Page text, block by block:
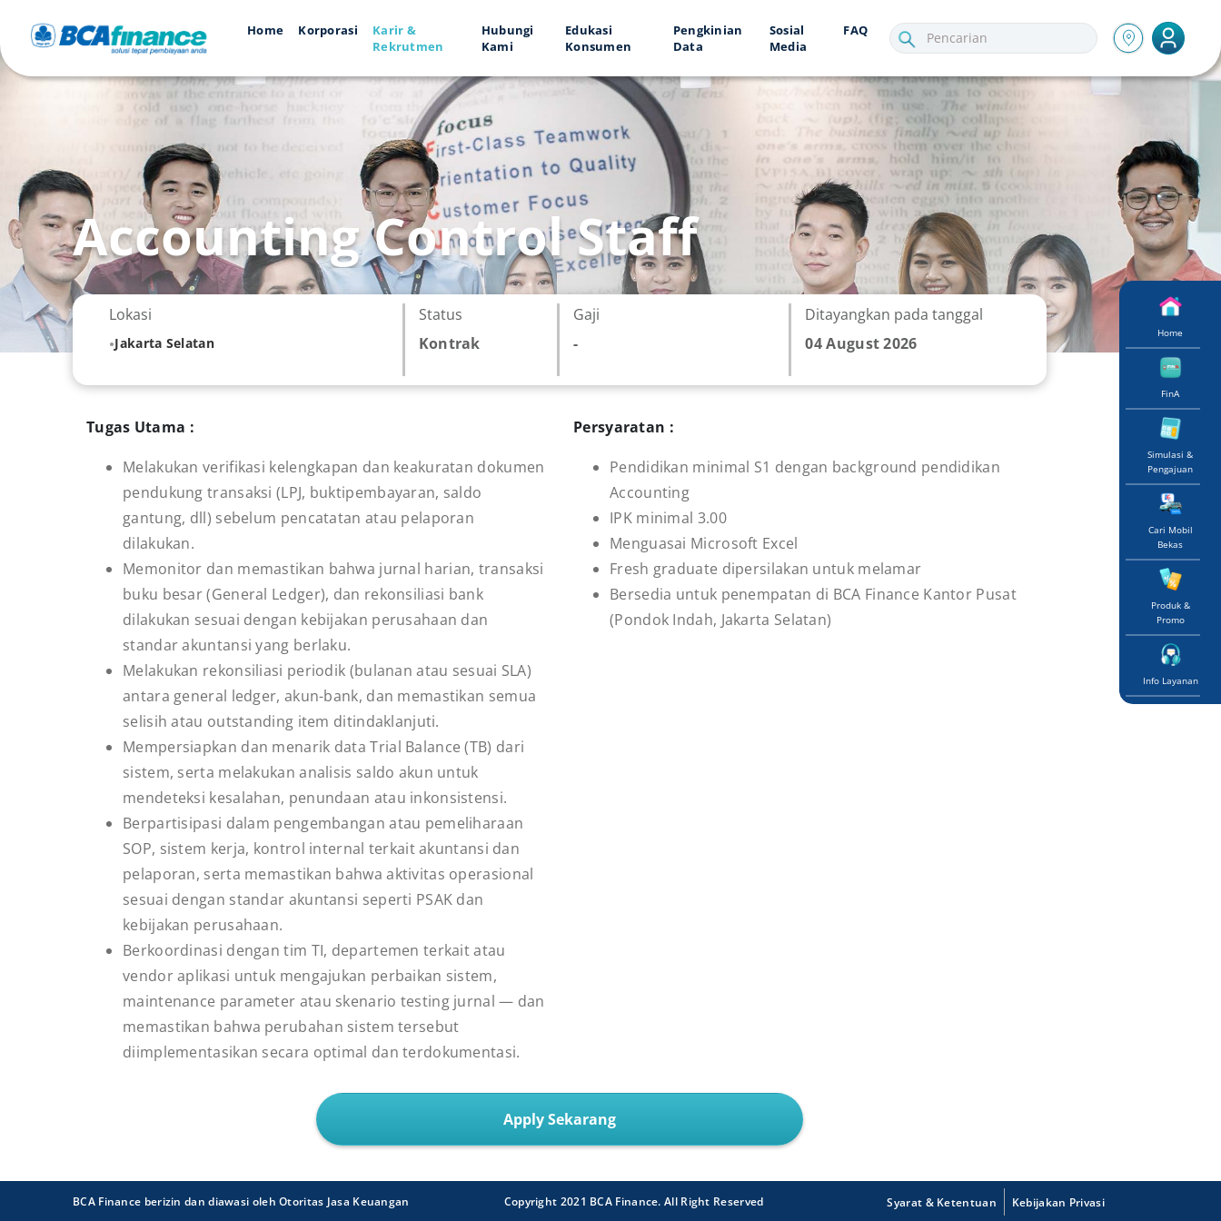
Home Korporasi
Karir &
Rekrutmen
Hubungi
Kami
Edukasi
Konsumen
Pengkinian
Data
Sosial
Media
FAQ
Home
FinA
Simulasi &
Pengajuan
Cari Mobil
Bekas
Produk &
Promo
Info Layanan
Accounting Control Staff
Lokasi
Jakarta Selatan
Status
Kontrak
Gaji
-
Ditayangkan pada tanggal
04 August 2026
Tugas Utama :
Melakukan verifikasi kelengkapan dan keakuratan dokumen
pendukung transaksi (LPJ, buktipembayaran, saldo
gantung, dll) sebelum pencatatan atau pelaporan
dilakukan.
Memonitor dan memastikan bahwa jurnal harian, transaksi
buku besar (General Ledger), dan rekonsiliasi bank
dilakukan sesuai dengan kebijakan perusahaan dan
standar akuntansi yang berlaku.
Melakukan rekonsiliasi periodik (bulanan atau sesuai SLA)
antara general ledger, akun-bank, dan memastikan semua
selisih atau outstanding item ditindaklanjuti.
Mempersiapkan dan menarik data Trial Balance (TB) dari
sistem, serta melakukan analisis saldo akun untuk
mendeteksi kesalahan, penundaan atau inkonsistensi.
Berpartisipasi dalam pengembangan atau pemeliharaan
SOP, sistem kerja, kontrol internal terkait akuntansi dan
pelaporan, serta memastikan bahwa aktivitas operasional
sesuai dengan standar akuntansi seperti PSAK dan
kebijakan perusahaan.
Berkoordinasi dengan tim TI, departemen terkait atau
vendor aplikasi untuk mengajukan perbaikan sistem,
maintenance parameter atau skenario testing jurnal — dan
memastikan bahwa perubahan sistem tersebut
diimplementasikan secara optimal dan terdokumentasi.
Persyaratan :
Pendidikan minimal S1 dengan background pendidikan
Accounting
IPK minimal 3.00
Menguasai Microsoft Excel
Fresh graduate dipersilakan untuk melamar
Bersedia untuk penempatan di BCA Finance Kantor Pusat
(Pondok Indah, Jakarta Selatan)
Apply Sekarang
BCA Finance berizin dan diawasi oleh Otoritas Jasa Keuangan Copyright 2021 BCA Finance. All Right Reserved Syarat & Ketentuan Kebijakan Privasi